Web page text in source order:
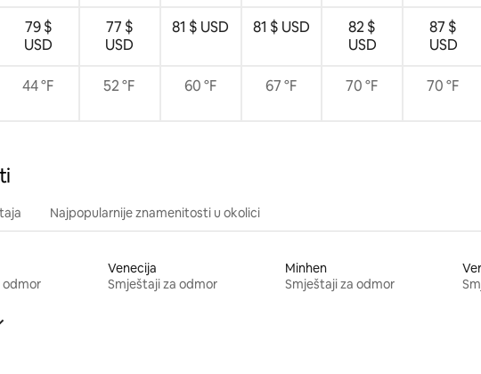
79 $
USD
77 $
USD
81 $ USD 81 $ USD
82 $
USD
87 $
USD
44 °F 52 °F 60 °F 67 °F 70 °F 70 °F
Najpopularnije znamenitosti u okolici
odmor
Venecija
Smještaji za odmor
Minhen
Smještaji za odmor